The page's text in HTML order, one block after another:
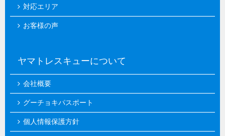
対応エリア
お客様の声
ヤマトレスキューについて
会社概要
グーチョキパスポート
個人情報保護方針